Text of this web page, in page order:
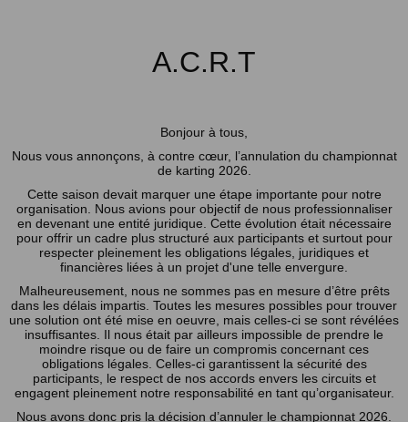
A.C.R.T
Bonjour à tous,
Nous vous annonçons, à contre cœur, l’annulation du championnat
de karting 2026.
Cette saison devait marquer une étape importante pour notre
organisation. Nous avions pour objectif de nous professionnaliser
en devenant une entité juridique. Cette évolution était nécessaire
pour offrir un cadre plus structuré aux participants et surtout pour
respecter pleinement les obligations légales, juridiques et
financières liées à un projet d'une telle envergure.
Malheureusement, nous ne sommes pas en mesure d’être prêts
dans les délais impartis. Toutes les mesures possibles pour trouver
une solution ont été mise en oeuvre, mais celles-ci se sont révélées
insuffisantes. Il nous était par ailleurs impossible de prendre le
moindre risque ou de faire un compromis concernant ces
obligations légales. Celles-ci garantissent la sécurité des
participants, le respect de nos accords envers les circuits et
engagent pleinement notre responsabilité en tant qu’organisateur.
Nous avons donc pris la décision d’annuler le championnat 2026.